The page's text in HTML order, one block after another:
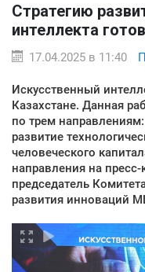
Стратегию
интеллекта
17.04.2025 в 11:40
Искусственный
Казахстане. Данная
по трем
развитие
человеческого
направления на
председатель
развития инноваций